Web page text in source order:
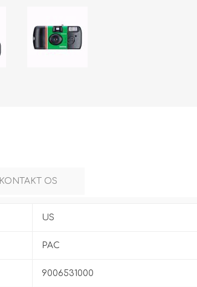
KONTAKT OS
US
PAC
9006531000